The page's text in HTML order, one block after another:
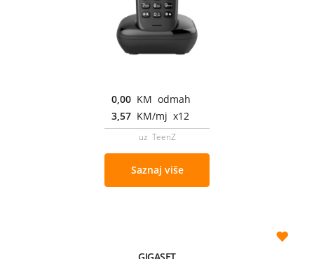
0,00 KM odmah
3,57 KM/mj x12
uz TeenZ
Saznaj više